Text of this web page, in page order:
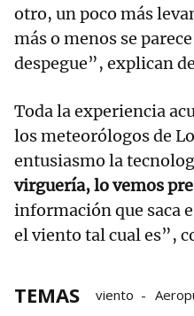
otro, un poco más
más o menos se
despegue”, explican
Toda la experiencia
los meteorólogos de
entusiasmo la
virguería, lo vemos
información que saca
el viento tal cual es”,
TEMAS viento